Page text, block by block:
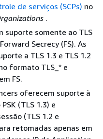
de serviços (SCPs) no
.
suporte somente ao TLS
Secrecy (FS). As
a TLS 1.3 e TLS 1.2
formato TLS_* e
FS.
oferecem suporte à
(TLS 1.3) e
(TLS 1.2 e
retomadas apenas em